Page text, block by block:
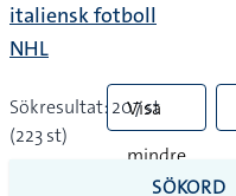
italiensk fotboll
NHL
Sökresultat: 207 st
(223 st)
Visa
mindre
SÖKORD